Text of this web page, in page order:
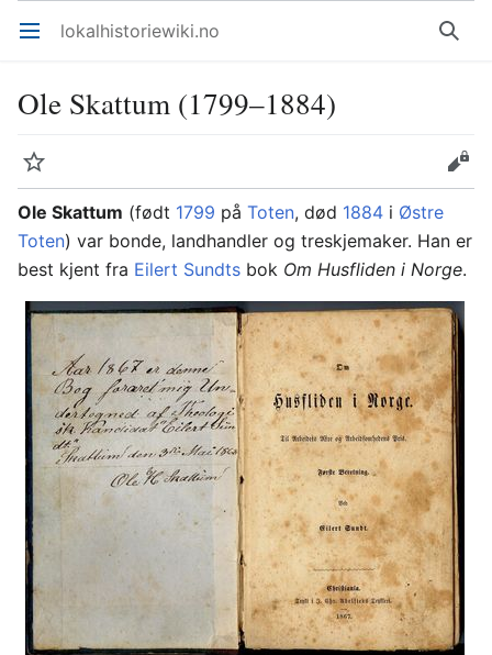
Åpne hovedmenyen lokalhistoriewiki.no Søk
Ole Skattum (1799–1884)
Overvåk
Rediger
Ole Skattum (født 1799 på Toten, død 1884 i Østre
Toten) var bonde, landhandler og treskjemaker. Han er
best kjent fra Eilert Sundts bok Om Husfliden i Norge.